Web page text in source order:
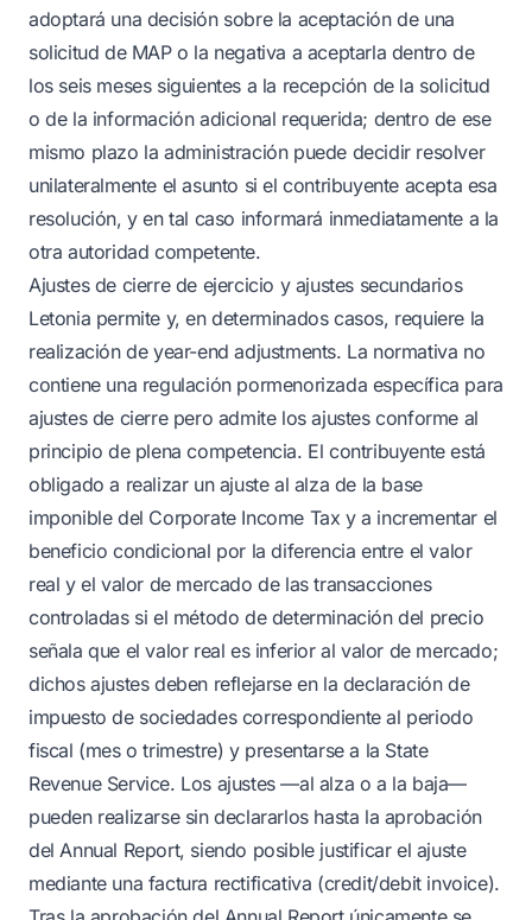
adoptará una decisión sobre la aceptación de una
solicitud de MAP o la negativa a aceptarla dentro de
los seis meses siguientes a la recepción de la solicitud
o de la información adicional requerida; dentro de ese
mismo plazo la administración puede decidir resolver
unilateralmente el asunto si el contribuyente acepta esa
resolución, y en tal caso informará inmediatamente a la
otra autoridad competente.
Ajustes de cierre de ejercicio y ajustes secundarios
Letonia permite y, en determinados casos, requiere la
realización de year-end adjustments. La normativa no
contiene una regulación pormenorizada específica para
ajustes de cierre pero admite los ajustes conforme al
principio de plena competencia. El contribuyente está
obligado a realizar un ajuste al alza de la base
imponible del Corporate Income Tax y a incrementar el
beneficio condicional por la diferencia entre el valor
real y el valor de mercado de las transacciones
controladas si el método de determinación del precio
señala que el valor real es inferior al valor de mercado;
dichos ajustes deben reflejarse en la declaración de
impuesto de sociedades correspondiente al periodo
fiscal (mes o trimestre) y presentarse a la State
Revenue Service. Los ajustes —al alza o a la baja—
pueden realizarse sin declararlos hasta la aprobación
del Annual Report, siendo posible justificar el ajuste
mediante una factura rectificativa (credit/debit invoice).